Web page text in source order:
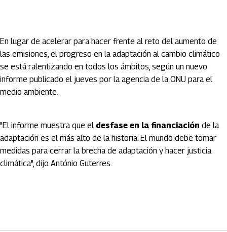
En lugar de acelerar para hacer frente al reto del aumento de
las emisiones, el progreso en la adaptación al cambio climático
se está ralentizando en todos los ámbitos, según un nuevo
informe publicado el jueves por la agencia de la ONU para el
medio ambiente.
"El informe muestra que el desfase en la financiación de la
adaptación es el más alto de la historia. El mundo debe tomar
medidas para cerrar la brecha de adaptación y hacer justicia
climática", dijo António Guterres.